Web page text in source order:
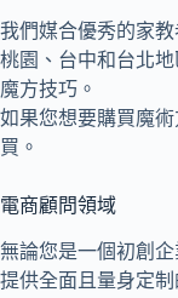
我們媒合優秀的家
桃園、台中和台北
魔方技巧。
如果您想要購買魔
買。
電商顧問領域
無論您是一個初創
提供全面且量身定